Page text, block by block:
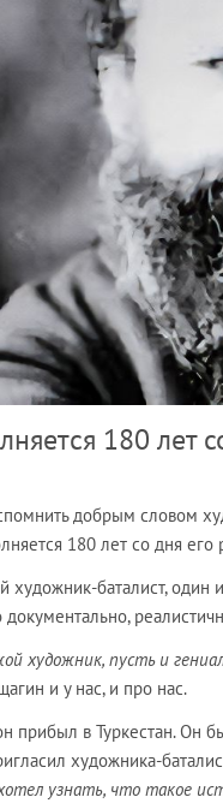
180 лет
добрым словом
180 лет со дня
художник-баталист, один
художник, пусть и
и у нас, и про нас.
прибыл в Туркестан. Он
художника-
узнать, что такое